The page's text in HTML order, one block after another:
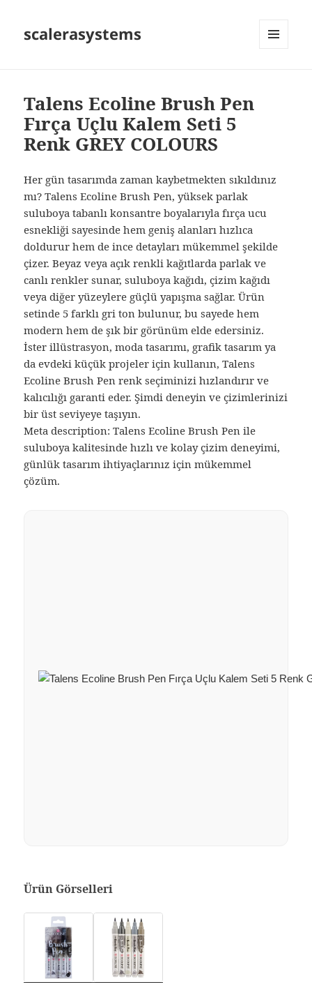
scalerasystems
Talens Ecoline Brush Pen
Fırça Uçlu Kalem Seti 5
Renk GREY COLOURS
Her gün tasarımda zaman kaybetmekten sıkıldınız
mı? Talens Ecoline Brush Pen, yüksek parlak
suluboya tabanlı konsantre boyalarıyla fırça ucu
esnekliği sayesinde hem geniş alanları hızlıca
doldurur hem de ince detayları mükemmel şekilde
çizer. Beyaz veya açık renkli kağıtlarda parlak ve
canlı renkler sunar, suluboya kağıdı, çizim kağıdı
veya diğer yüzeylere güçlü yapışma sağlar. Ürün
setinde 5 farklı gri ton bulunur, bu sayede hem
modern hem de şık bir görünüm elde edersiniz.
İster illüstrasyon, moda tasarımı, grafik tasarım ya
da evdeki küçük projeler için kullanın, Talens
Ecoline Brush Pen renk seçiminizi hızlandırır ve
kalıcılığı garanti eder. Şimdi deneyin ve çizimlerinizi
bir üst seviyeye taşıyın.
Meta description: Talens Ecoline Brush Pen ile
suluboya kalitesinde hızlı ve kolay çizim deneyimi,
günlük tasarım ihtiyaçlarınız için mükemmel
çözüm.
Ürün Görselleri